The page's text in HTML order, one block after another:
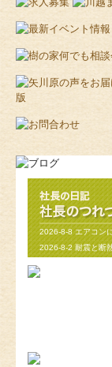
2026-8-8エアコン
2026-8-2耐震と断